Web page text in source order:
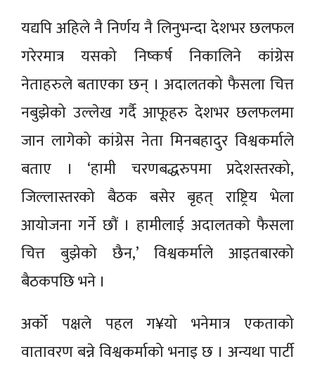
यद्यपि अहिले नै निर्णय नै लिनुभन्दा देशभर छलफल
गरेरमात्र यसको निष्कर्ष निकालिने कांग्रेस
नेताहरुले बताएका छन् । अदालतको फैसला चित्त
नबुझेको उल्लेख गर्दै आफूहरु देशभर छलफलमा
जान लागेको कांग्रेस नेता मिनबहादुर विश्वकर्माले
बताए । ‘हामी चरणबद्धरुपमा प्रदेशस्तरको,
जिल्लास्तरको बैठक बसेर बृहत् राष्ट्रिय भेला
आयोजना गर्ने छौं । हामीलाई अदालतको फैसला
चित्त बुझेको छैन,’ विश्वकर्माले आइतबारको
बैठकपछि भने ।
अर्को पक्षले पहल ग¥यो भनेमात्र एकताको
वातावरण बन्ने विश्वकर्माको भनाइ छ । अन्यथा पार्टी